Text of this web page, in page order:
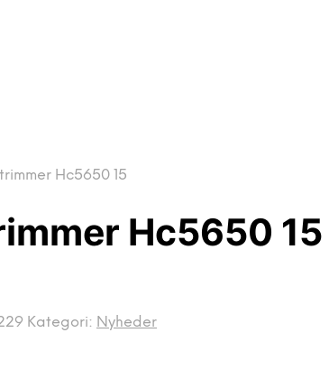
Hc5650 15
Hc5650 15
Kategori: Nyheder